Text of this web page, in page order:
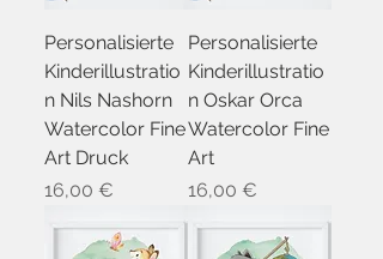
Personalisierte
Kinderillustratio
n Nils Nashorn
Watercolor Fine
Art Druck
Preis
16,00 €
Personalisierte
Kinderillustratio
n Oskar Orca
Watercolor Fine
Art
Preis
16,00 €